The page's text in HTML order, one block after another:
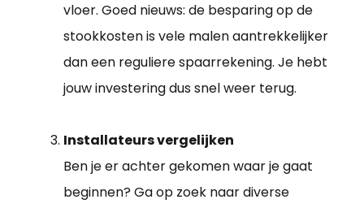
vloer. Goed nieuws: de besparing op de
stookkosten is vele malen aantrekkelijker
dan een reguliere spaarrekening. Je hebt
jouw investering dus snel weer terug.
Installateurs vergelijken
Ben je er achter gekomen waar je gaat
beginnen? Ga op zoek naar diverse